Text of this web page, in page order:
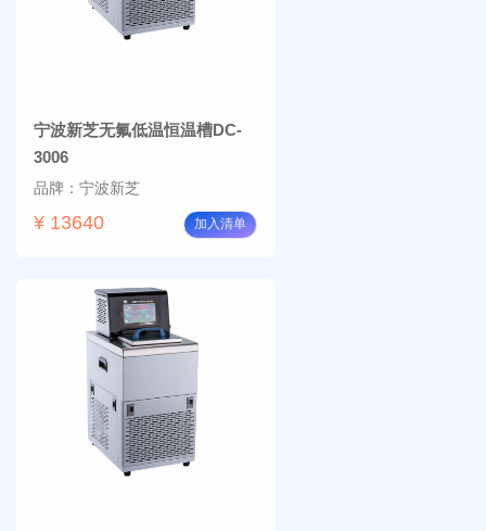
宁波新芝无氟低温恒温槽DC-
3006
品牌：宁波新芝
¥ 13640 加入清单